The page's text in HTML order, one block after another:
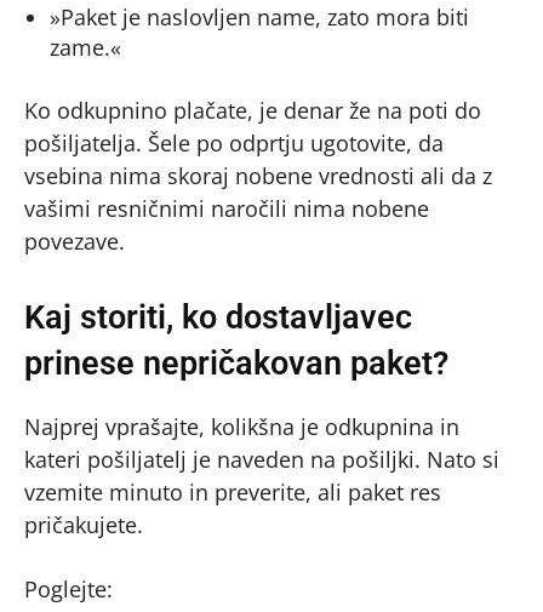
»Paket je naslovljen name, zato mora biti
zame.«
Ko odkupnino plačate, je denar že na poti do
pošiljatelja. Šele po odprtju ugotovite, da
vsebina nima skoraj nobene vrednosti ali da z
vašimi resničnimi naročili nima nobene
povezave.
Kaj storiti, ko dostavljavec
prinese nepričakovan paket?
Najprej vprašajte, kolikšna je odkupnina in
kateri pošiljatelj je naveden na pošiljki. Nato si
vzemite minuto in preverite, ali paket res
pričakujete.
Poglejte: